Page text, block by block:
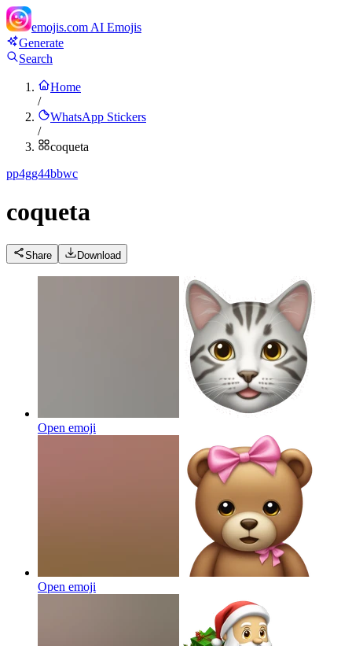
emojis.com AI Emojis
Generate
Search
Home
/
WhatsApp Stickers
/
coqueta
pp4gg44bbwc
coqueta
Share Download
Open emoji
Open emoji